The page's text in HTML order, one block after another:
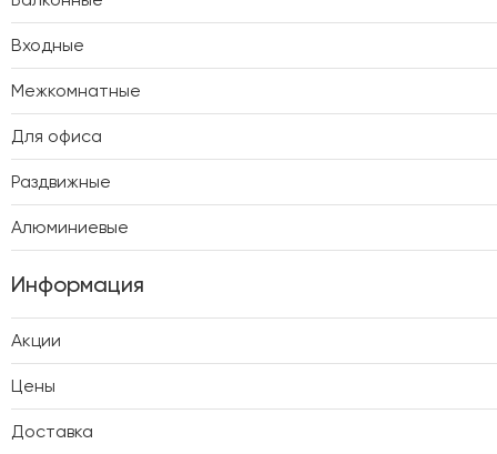
Входные
Межкомнатные
Для офиса
Раздвижные
Алюминиевые
Информация
Акции
Цены
Доставка